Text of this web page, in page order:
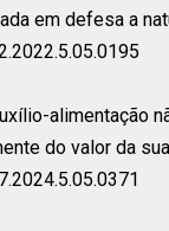
em defesa a
alimentação
do valor da